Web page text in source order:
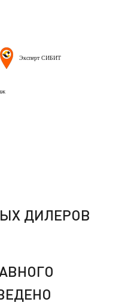
Эксперт СИБИТ
ДИЛЕРОВ